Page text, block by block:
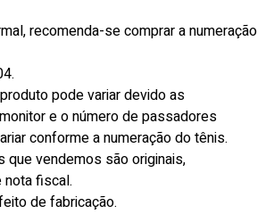
recomenda-se comprar a numeração
pode variar devido as
e o número de passadores
conforme a numeração do tênis.
que vendemos são originais,
nota fiscal.
de fabricação.